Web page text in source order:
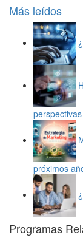
Más leídos
próximos
Programas